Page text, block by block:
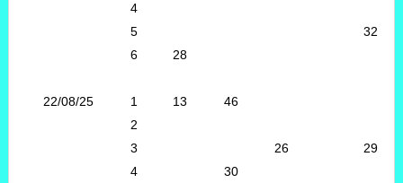
4
5
32
6
28
22/08/25 1 13
46
2
3
26
29
4
30